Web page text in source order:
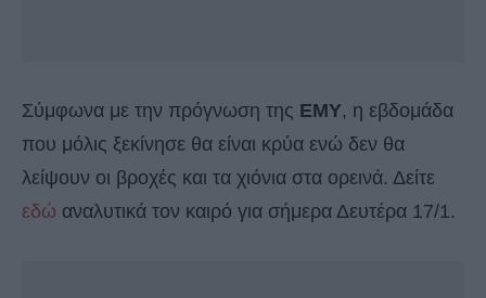
Σύμφωνα με την πρόγνωση της ΕΜΥ, η εβδομάδα
που μόλις ξεκίνησε θα είναι κρύα ενώ δεν θα
λείψουν οι βροχές και τα χιόνια στα ορεινά. Δείτε
εδώ αναλυτικά τον καιρό για σήμερα Δευτέρα 17/1.